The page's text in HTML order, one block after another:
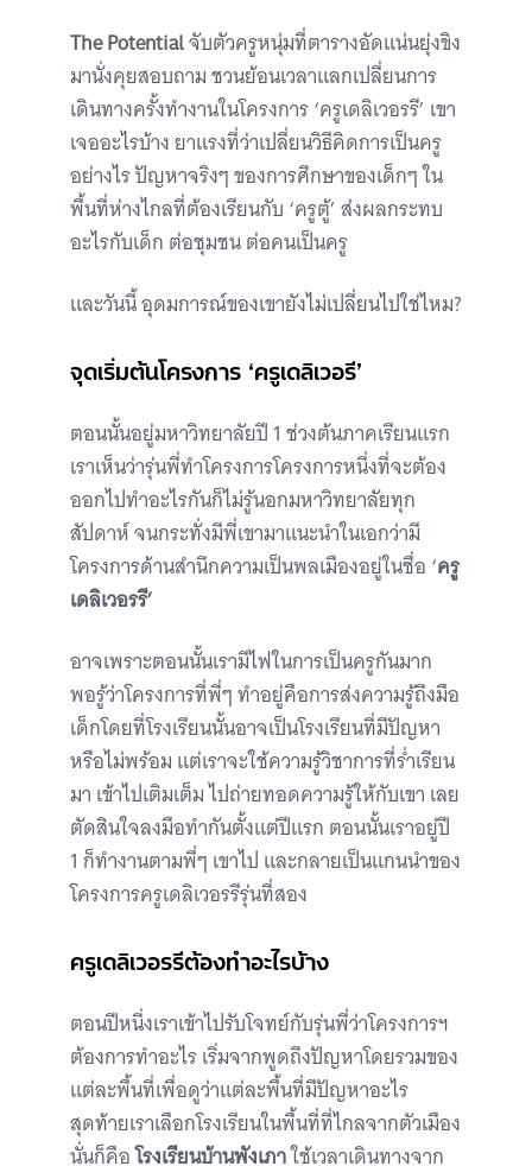
The Potentialจับตัวครูหนุ่มที่ตารางอัดแน่นยุ่งขิง
มานั่งคุยสอบถาม ชวนย้อนเวลาแลกเปลี่ยนการ
เดินทางครั้งทำงานในโครงการ ‘ครูเดลิเวอรรี’ เขา
เจออะไรบ้าง ยาแรงที่ว่าเปลี่ยนวิธีคิดการเป็นครู
อย่างไร ปัญหาจริงๆ ของการศึกษาของเด็กๆ ใน
พื้นที่ห่างไกลที่ต้องเรียนกับ ‘ครูตู้’ ส่งผลกระทบ
อะไรกับเด็ก ต่อชุมชน ต่อคนเป็นครู
และวันนี้ อุดมการณ์ของเขายังไม่เปลี่ยนไปใช่ไหม?
จุดเริ่มต้นโครงการ ‘ครูเดลิเวอรี’
ตอนนั้นอยู่มหาวิทยาลัยปี 1 ช่วงต้นภาคเรียนแรก
เราเห็นว่ารุ่นพี่ทำโครงการโครงการหนึ่งที่จะต้อง
ออกไปทำอะไรกันก็ไม่รู้นอกมหาวิทยาลัยทุก
สัปดาห์ จนกระทั่งมีพี่เขามาแนะนำในเอกว่ามี
โครงการด้านสำนึกความเป็นพลเมืองอยู่ในชื่อ ‘ครู
เดลิเวอรรี’
อาจเพราะตอนนั้นเรามีไฟในการเป็นครูกันมาก
พอรู้ว่าโครงการที่พี่ๆ ทำอยู่คือการส่งความรู้ถึงมือ
เด็กโดยที่โรงเรียนนั้นอาจเป็นโรงเรียนที่มีปัญหา
หรือไม่พร้อม แต่เราจะใช้ความรู้วิชาการที่ร่ำเรียน
มา เข้าไปเติมเต็ม ไปถ่ายทอดความรู้ให้กับเขา เลย
ตัดสินใจลงมือทำกันตั้งแต่ปีแรก ตอนนั้นเราอยู่ปี
1 ก็ทำงานตามพี่ๆ เขาไป และกลายเป็นแกนนำของ
โครงการครูเดลิเวอรรีรุ่นที่สอง
ครูเดลิเวอรรีต้องทำอะไรบ้าง
ตอนปีหนึ่งเราเข้าไปรับโจทย์กับรุ่นพี่ว่าโครงการฯ
ต้องการทำอะไร เริ่มจากพูดถึงปัญหาโดยรวมของ
แต่ละพื้นที่เพื่อดูว่าแต่ละพื้นที่มีปัญหาอะไร
สุดท้ายเราเลือกโรงเรียนในพื้นที่ที่ไกลจากตัวเมือง
นั่นก็คือโรงเรียนบ้านพังเภาใช้เวลาเดินทางจาก